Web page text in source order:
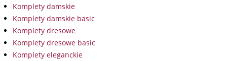
Komplety damskie
Komplety damskie basic
Komplety dresowe
Komplety dresowe basic
Komplety eleganckie